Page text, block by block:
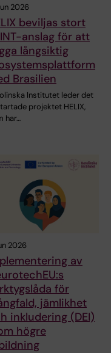
2026
beviljas stort
anslag för att
långsiktig
Brasilien
Institutet leder det
projektet HELIX,
har…
2026
av
för
jämlikhet
inkludering (DEI)
högre